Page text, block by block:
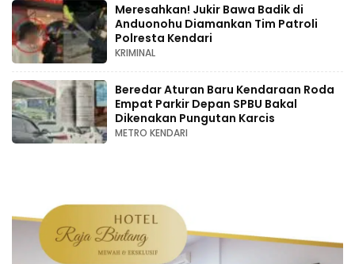
Meresahkan! Jukir Bawa Badik di
Anduonohu Diamankan Tim Patroli
Polresta Kendari
KRIMINAL
Beredar Aturan Baru Kendaraan Roda
Empat Parkir Depan SPBU Bakal
Dikenakan Pungutan Karcis
METRO KENDARI